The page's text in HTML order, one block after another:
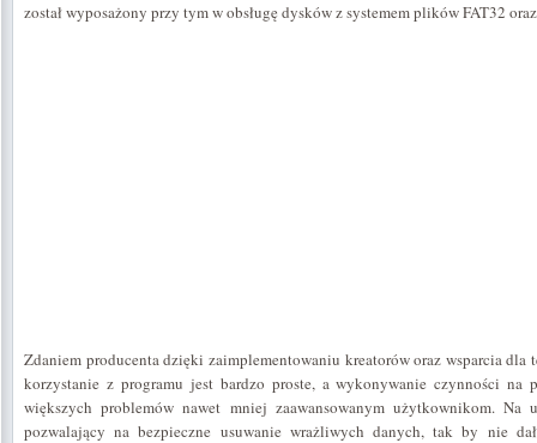
został wyposażony przy tym w obsługę dysków z systemem plików FAT32
Zdaniem producenta dzięki zaimplementowaniu kreatorów oraz wsparcia
korzystanie z programu jest bardzo proste, a wykonywanie czynności na
większych problemów nawet mniej zaawansowanym użytkownikom. Na
pozwalający na bezpieczne usuwanie wrażliwych danych, tak by nie